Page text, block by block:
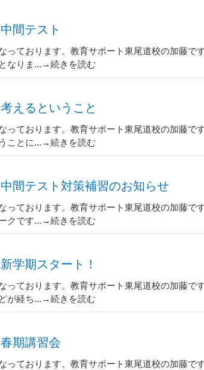
間テスト
っております。教育サポート東尾道校の加藤で
なりま...→続きを読む
えるということ
っております。教育サポート東尾道校の加藤で
ことに...→続きを読む
間テスト対策補習のお知らせ
っております。教育サポート東尾道校の加藤で
クです...→続きを読む
学期スタート！
っております。教育サポート東尾道校の加藤で
が経ち...→続きを読む
期講習会
っております。教育サポート東尾道校の加藤で